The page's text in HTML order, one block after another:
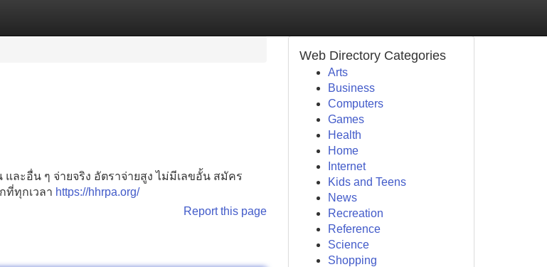
ละอื่น ๆ จ่ายจริง อัตราจ่ายสูง ไม่มีเลขอั้น สมัคร
ที่ทุกเวลา https://hhrpa.org/
Report this page
Web Directory Categories
Arts
Business
Computers
Games
Health
Home
Internet
Kids and Teens
News
Recreation
Reference
Science
Shopping